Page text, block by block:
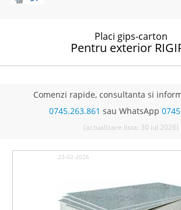
Placi gips-carton
Pentru exterior
Comenzi rapide, consultanta si
0745.263.861 sau WhatsApp
(actualizare lista: 30 iul 2026)
23-02-2026